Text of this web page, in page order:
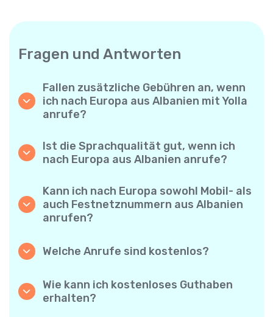
Fragen und Antworten
Fallen zusätzliche Gebühren an, wenn
ich nach Europa aus Albanien mit Yolla
anrufe?
Abrechnungssystem pro Minute – Sie zahlen
nur für die Gesprächsdauer. Keine
versteckten Kosten, keine verpflichtenden
Ist die Sprachqualität gut, wenn ich
nach Europa aus Albanien anrufe?
Anrufe, sodass es sich anfühlt, als würden
Sie mit jemandem aus Ihrer Nachbarschaft
sprechen – selbst wenn er am anderen Ende
der Welt ist.
Kann ich nach Europa sowohl Mobil- als
auch Festnetznummern aus Albanien
anrufen?
Handys – Sie können also jeden nach Europa
Welche Anrufe sind kostenlos?
kostenlos, wenn beide Nutzer die App
verwenden und mit dem Internet verbunden
sind. Wählen Sie einfach die Option
Wie kann ich kostenloses Guthaben
erhalten?